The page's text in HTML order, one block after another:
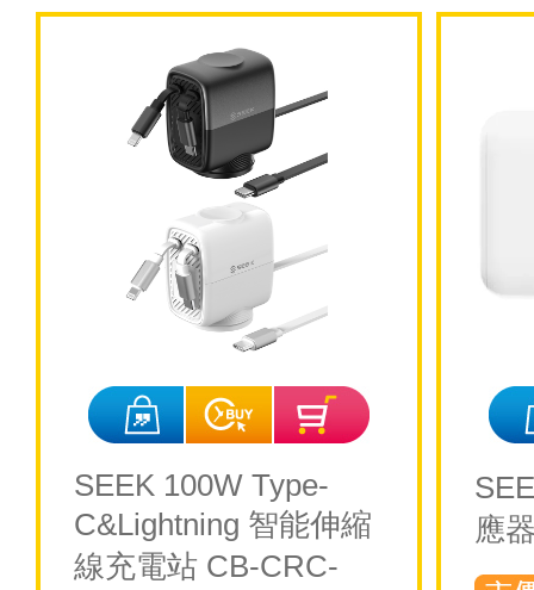
SEEK 100W Type-
C&Lightning 智能伸縮
線充電站 CB-CRC-
應